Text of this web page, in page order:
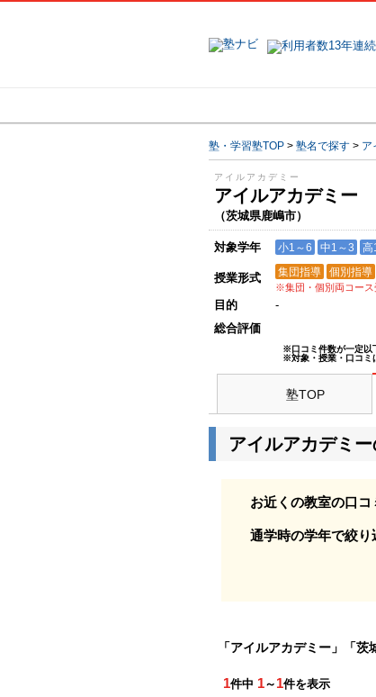
塾・学習塾TOP > 塾名で探す > ア
アイルアカデミー
アイルアカデミー
（茨城県鹿嶋市）
対象学年 小1～6 中1～3 高
授業形式 集団指導 個別指導
※集団・個別両コース
目的
-
総合評価
※口コミ件数が一定以
※対象・授業・口コミ
塾TOP
アイルアカデミ
お近くの教室の口コ
通学時の学年で絞り
「アイルアカデミー」「茨
1件中 1～ 1件を表示